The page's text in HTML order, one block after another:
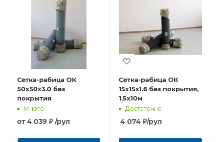
Сетка-рабица ОК
50х50х3.0 без
покрытия
Много
от4 039 ₽ /рул
Сетка-рабица ОК
15х15х1.6 без покрытия,
1.5х10м
Достаточно
4 074₽/рул